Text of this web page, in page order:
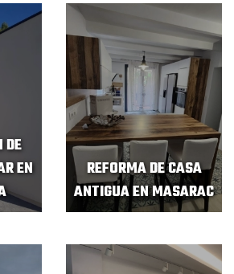
DE
EN
REFORMA DE CASA
ANTIGUA EN MASARAC